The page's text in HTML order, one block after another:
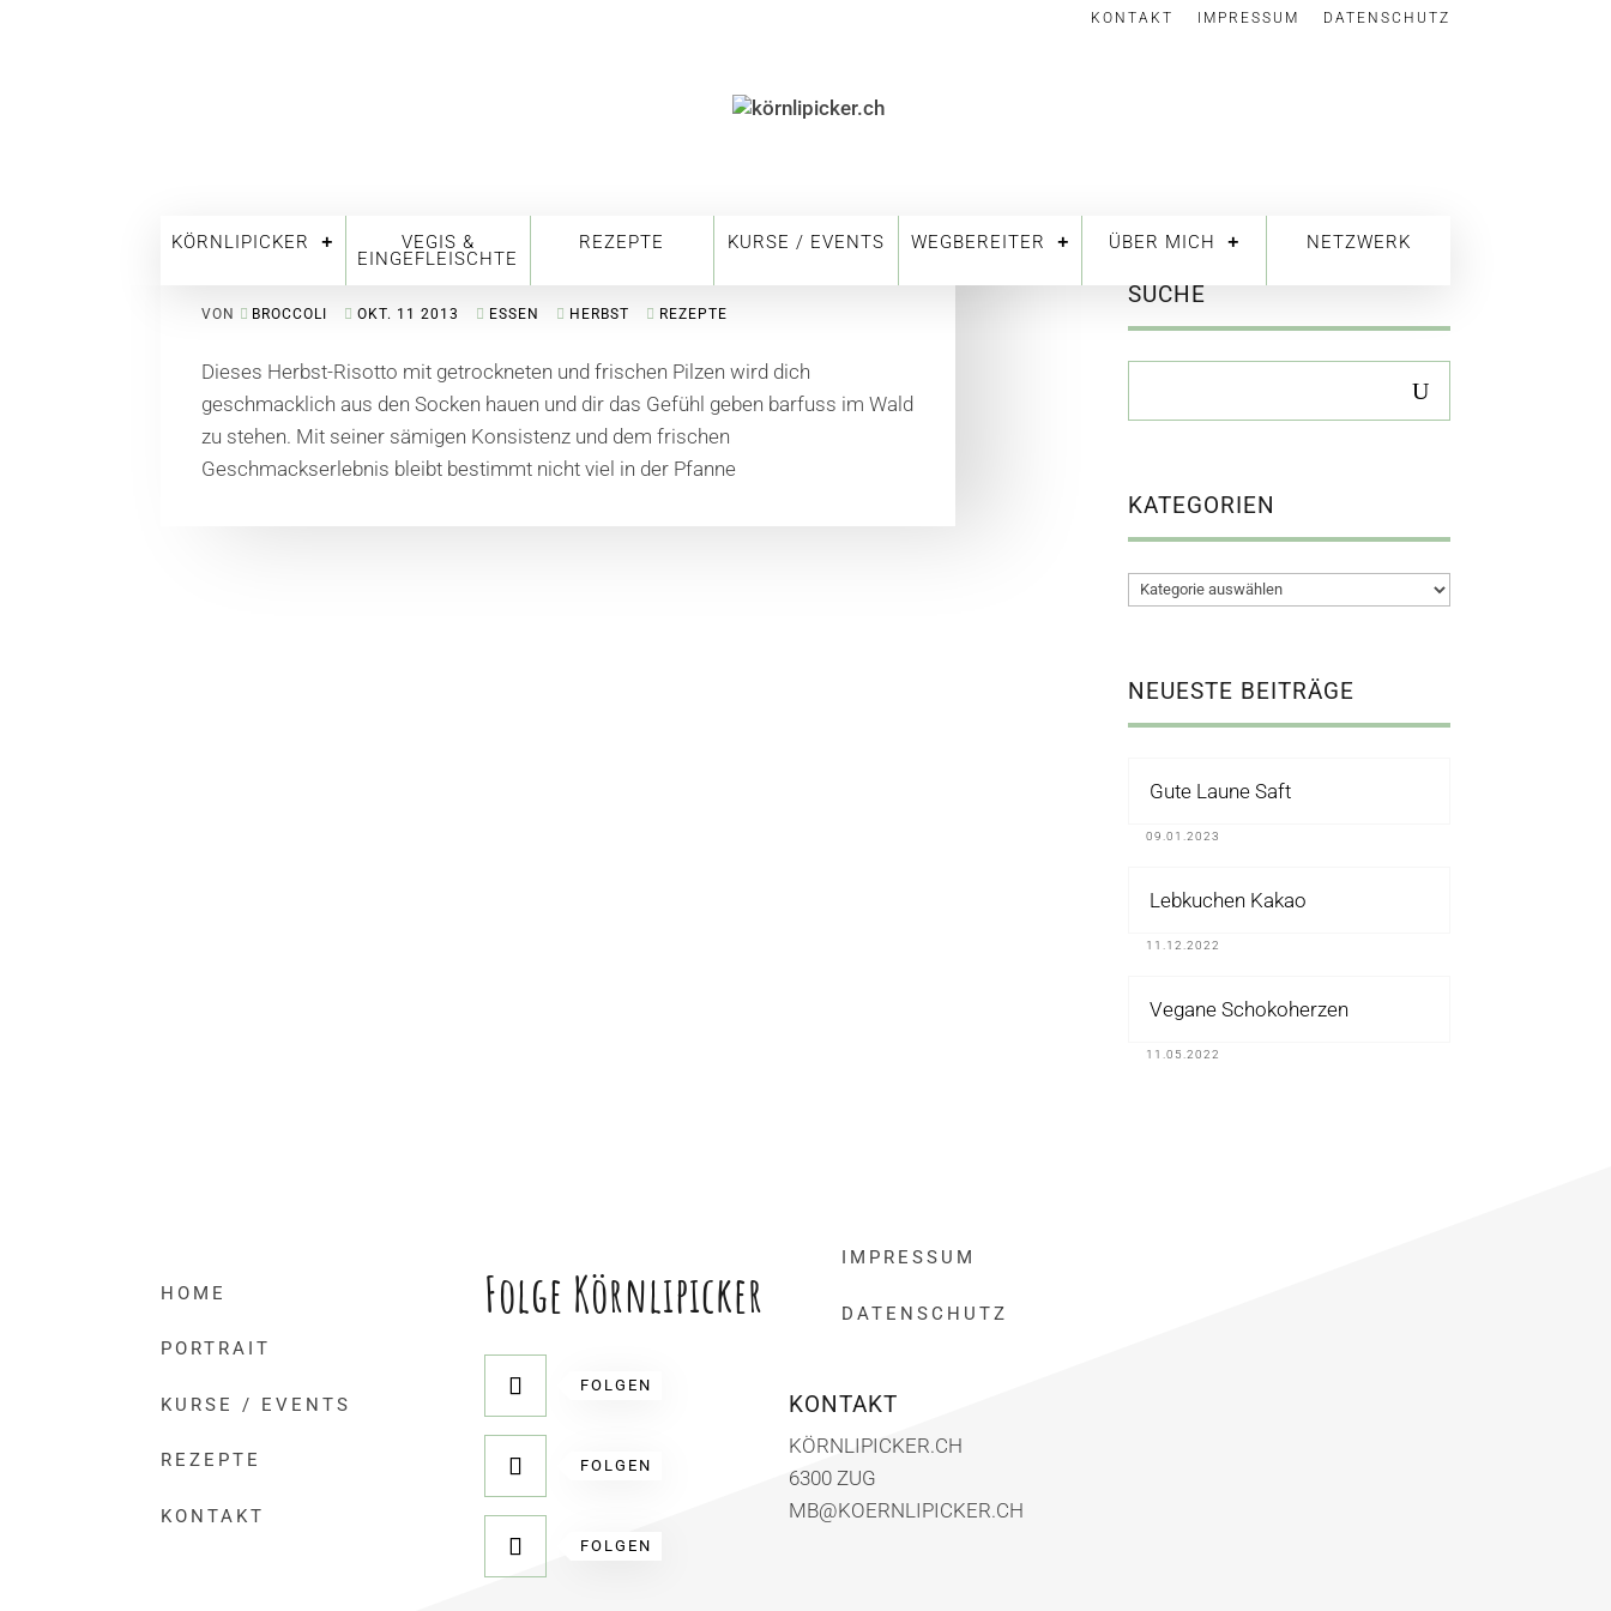
KONTAKT IMPRESSUM DATENSCHUTZ
KÖRNLIPICKER VEGIS &
EINGEFLEISCHTE
REZEPTE KURSE / EVENTS WEGBEREITER ÜBER MICH NETZWERK
Herbst-Risotto
VON BROCCOLI OKT. 11 2013 ESSEN HERBST REZEPTE
Dieses Herbst-Risotto mit getrockneten und frischen Pilzen wird dich
geschmacklich aus den Socken hauen und dir das Gefühl geben barfuss im Wald
zu stehen. Mit seiner sämigen Konsistenz und dem frischen
Geschmackserlebnis bleibt bestimmt nicht viel in der Pfanne
SUCHE
KATEGORIEN
Kategorien
NEUESTE BEITRÄGE
Gute Laune Saft
09.01.2023
Lebkuchen Kakao
11.12.2022
Vegane Schokoherzen
11.05.2022
HOME
PORTRAIT
KURSE / EVENTS
REZEPTE
KONTAKT
Folge Körnlipicker
FOLGEN
FOLGEN
FOLGEN
IMPRESSUM
DATENSCHUTZ
KONTAKT
KÖRNLIPICKER.CH
6300 ZUG
MB@KOERNLIPICKER.CH